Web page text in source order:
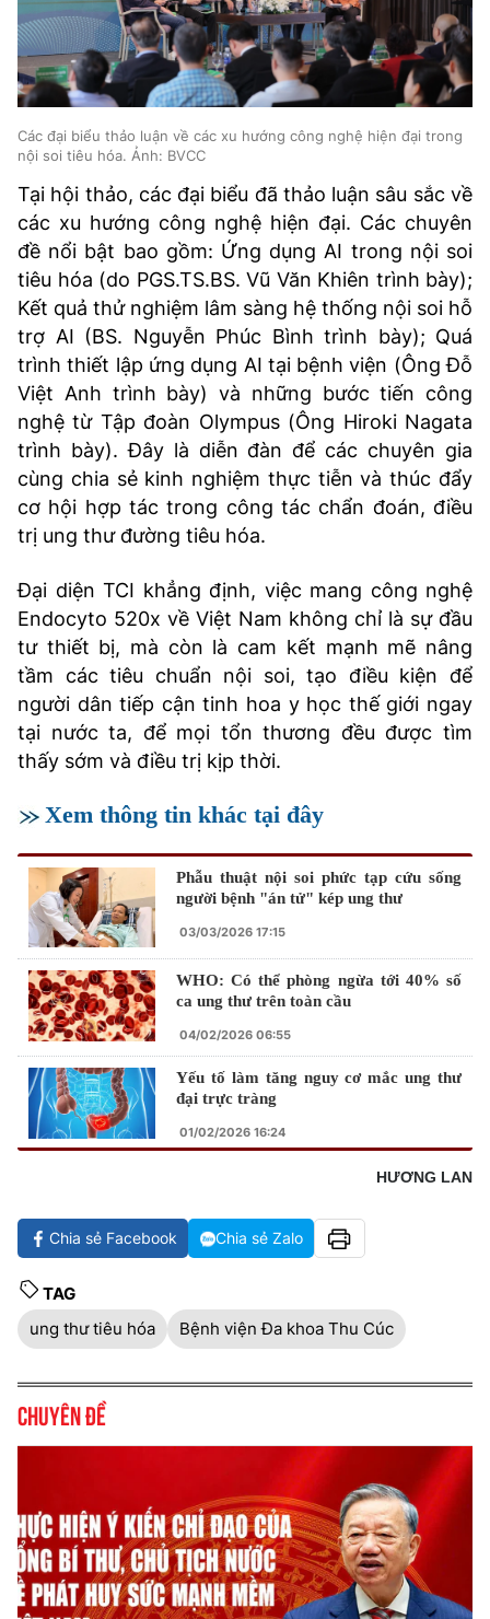
Các đại biểu thảo luận về các xu hướng công nghệ hiện đại trong
nội soi tiêu hóa. Ảnh: BVCC
Tại hội thảo, các đại biểu đã thảo luận sâu sắc về
các xu hướng công nghệ hiện đại. Các chuyên
đề nổi bật bao gồm: Ứng dụng AI trong nội soi
tiêu hóa (do PGS.TS.BS. Vũ Văn Khiên trình bày);
Kết quả thử nghiệm lâm sàng hệ thống nội soi hỗ
trợ AI (BS. Nguyễn Phúc Bình trình bày); Quá
trình thiết lập ứng dụng AI tại bệnh viện (Ông Đỗ
Việt Anh trình bày) và những bước tiến công
nghệ từ Tập đoàn Olympus (Ông Hiroki Nagata
trình bày). Đây là diễn đàn để các chuyên gia
cùng chia sẻ kinh nghiệm thực tiễn và thúc đẩy
cơ hội hợp tác trong công tác chẩn đoán, điều
trị ung thư đường tiêu hóa.
Đại diện TCI khẳng định, việc mang công nghệ
Endocyto 520x về Việt Nam không chỉ là sự đầu
tư thiết bị, mà còn là cam kết mạnh mẽ nâng
tầm các tiêu chuẩn nội soi, tạo điều kiện để
người dân tiếp cận tinh hoa y học thế giới ngay
tại nước ta, để mọi tổn thương đều được tìm
thấy sớm và điều trị kịp thời.
Xem thông tin khác tại đây
Phẫu thuật nội soi phức tạp cứu sống
người bệnh "án tử" kép ung thư
03/03/2026 17:15
WHO: Có thể phòng ngừa tới 40% số
ca ung thư trên toàn cầu
04/02/2026 06:55
Yếu tố làm tăng nguy cơ mắc ung thư
đại trực tràng
01/02/2026 16:24
HƯƠNG LAN
Chia sẻ Facebook Chia sẻ Zalo
TAG
ung thư tiêu hóa
Bệnh viện Đa khoa Thu Cúc
Chuyên đề